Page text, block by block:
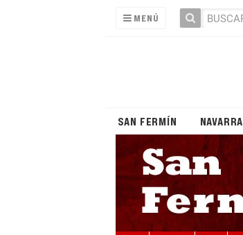
MENÚ
SAN FERMÍN NAVARRA